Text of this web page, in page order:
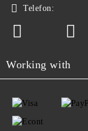
Telefon:
Working with